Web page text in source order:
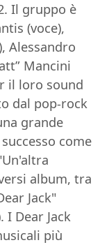
Il gruppo è
(voce),
Alessandro
Mancini
il loro sound
dal pop-rock
grande
come
album, tra
Jack"
I Dear Jack
più